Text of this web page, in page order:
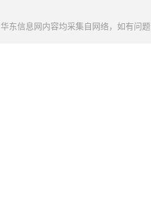
华东信息网内容均采集自网络，如有问